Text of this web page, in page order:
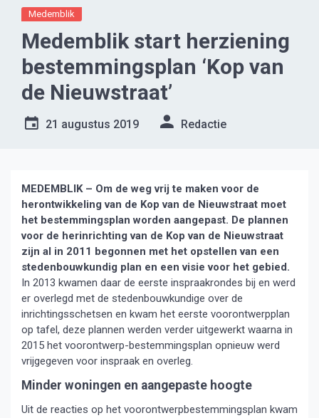
Medemblik
Medemblik start herziening
bestemmingsplan ‘Kop van
de Nieuwstraat’
21 augustus 2019 Redactie
MEDEMBLIK – Om de weg vrij te maken voor de
herontwikkeling van de Kop van de Nieuwstraat moet
het bestemmingsplan worden aangepast. De plannen
voor de herinrichting van de Kop van de Nieuwstraat
zijn al in 2011 begonnen met het opstellen van een
stedenbouwkundig plan en een visie voor het gebied.
In 2013 kwamen daar de eerste inspraakrondes bij en werd
er overlegd met de stedenbouwkundige over de
inrichtingsschetsen en kwam het eerste voorontwerpplan
op tafel, deze plannen werden verder uitgewerkt waarna in
2015 het voorontwerp-bestemmingsplan opnieuw werd
vrijgegeven voor inspraak en overleg.
Minder woningen en aangepaste hoogte
Uit de reacties op het voorontwerpbestemmingsplan kwam